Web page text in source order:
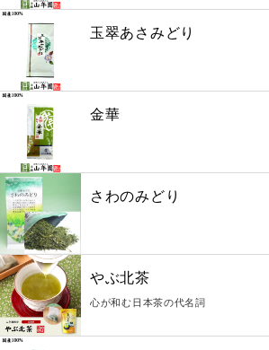
玉翠あさみどり
金華
さわのみどり
やぶ北茶
心が和む日本茶の代名詞